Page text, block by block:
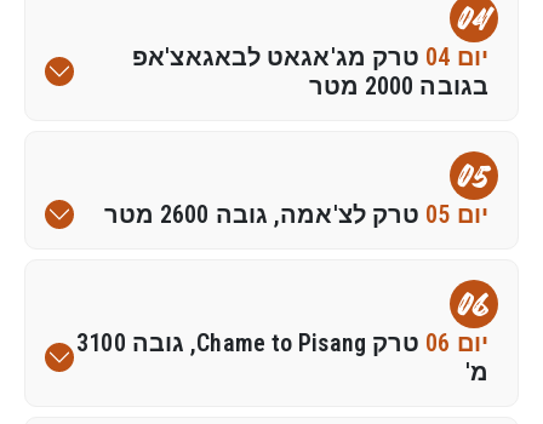
04
יום 04
טרק מג'אגאט לבאגאצ'אפ
בגובה 2000 מטר
05
יום 05 טרק לצ'אמה, גובה 2600 מטר
06
יום 06
טרק Chame to Pisang, גובה 3100
מ'